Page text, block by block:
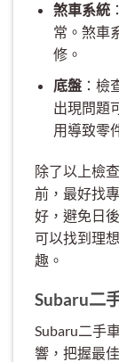
煞車系統
常。煞車
修。
底盤：檢
出現問題
用導致零
除了以上檢
前，最好找
好，避免日
可以找到理
趣。
Subaru二
Subaru二手
響，把握最